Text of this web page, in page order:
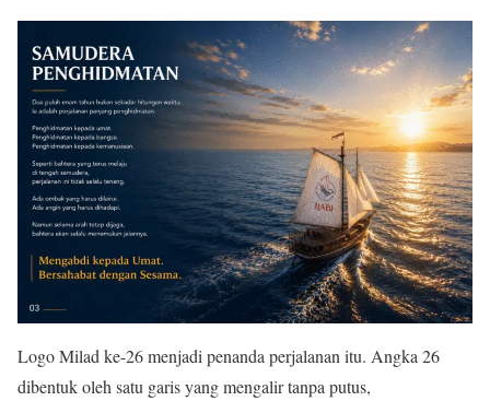
Logo Milad ke-26 menjadi penanda perjalanan itu. Angka 26
dibentuk oleh satu garis yang mengalir tanpa putus,